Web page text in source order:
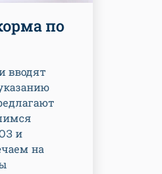
по
вводят
и
на